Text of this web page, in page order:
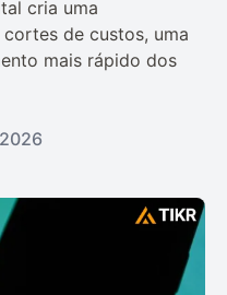
cria uma
de custos, uma
mais rápido dos